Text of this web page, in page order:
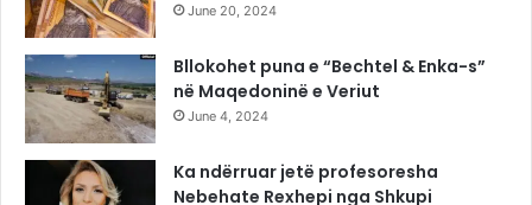
June 20, 2024
Bllokohet puna e “Bechtel & Enka-s”
në Maqedoninë e Veriut
June 4, 2024
Ka ndërruar jetë profesoresha
Nebehate Rexhepi nga Shkupi